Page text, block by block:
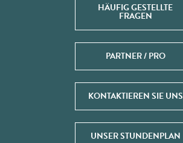
HÄUFIG GESTELLTE
FRAGEN
PARTNER / PRO
KONTAKTIEREN SIE UNS
UNSER STUNDENPLAN